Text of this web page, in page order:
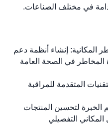
في مختلف الصناعات.
المكانية: إنشاء أنظمة دعم
المخاطر في الصحة العامة
المتقدمة للمراقبة
الخبرة لتحسين المنتجات
التفصيلي